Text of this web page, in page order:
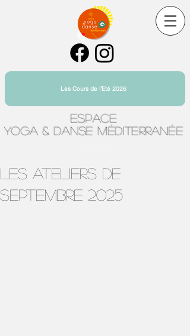
Les Cours de l'Eté 2026
Espace
Yoga & Danse Méditerranée
LES ATELIERS DE
SEPTEMBRE 2025